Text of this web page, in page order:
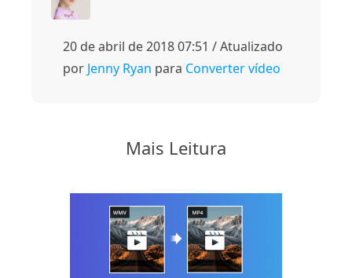
20 de abril de 2018 07:51 / Atualizado
por Jenny Ryan para Converter vídeo
Mais Leitura